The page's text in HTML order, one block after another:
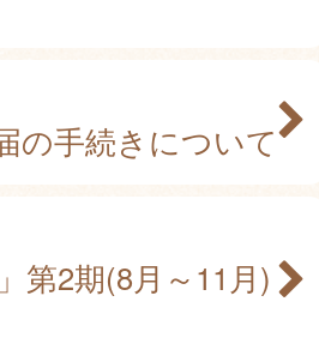
の手続きについて
第2期(8月～11月)